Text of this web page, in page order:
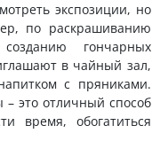
экспозиции, но
по раскрашиванию
гончарных
в чайный зал,
с пряниками.
это отличный способ
время, обогатиться